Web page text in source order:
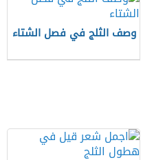
وصف الثلج في فصل الشتاء